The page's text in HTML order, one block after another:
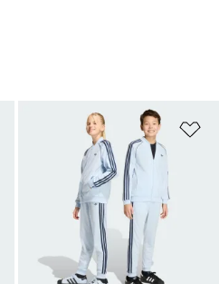
Lägg till på önskelistan